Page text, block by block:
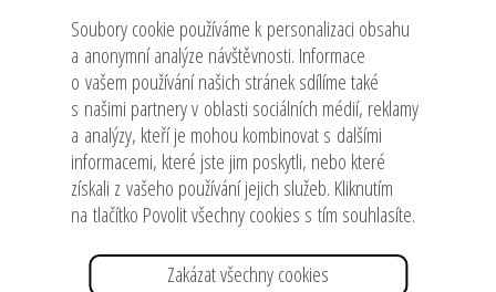
Rada dětí a mládeže hl. m. Prahy
Dům zahraniční spolupráce
Min. školství, mládeže a tělovýchovy
Městská část Praha 7
Hlavní město Praha
Soubory cookie používáme k personalizaci obsahu
a anonymní analýze návštěvnosti. Informace
o vašem používání našich stránek sdílíme také
s našimi partnery v oblasti sociálních médií, reklamy
a analýzy, kteří je mohou kombinovat s dalšími
informacemi, které jste jim poskytli, nebo které
získali z vašeho používání jejich služeb. Kliknutím
na tlačítko Povolit všechny cookies s tím souhlasíte.
Zakázat všechny cookies